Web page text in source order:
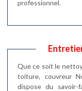
professionnel.
Que ce soit le
toiture, couvreur
dispose du